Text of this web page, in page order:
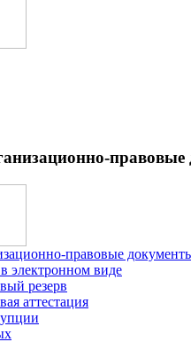
правовые
правовые
электронном виде
резерв
аттестация